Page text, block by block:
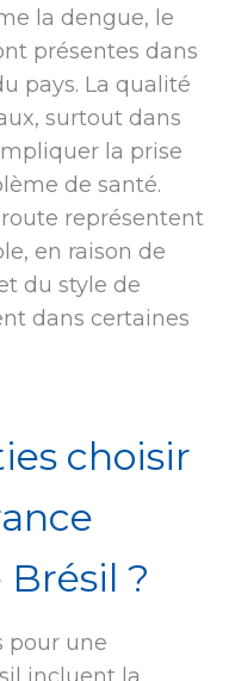
la dengue, le
présentes dans
pays. La qualité
surtout dans
la prise
de santé.
représentent
en raison de
du style de
dans certaines
choisir
?
pour une